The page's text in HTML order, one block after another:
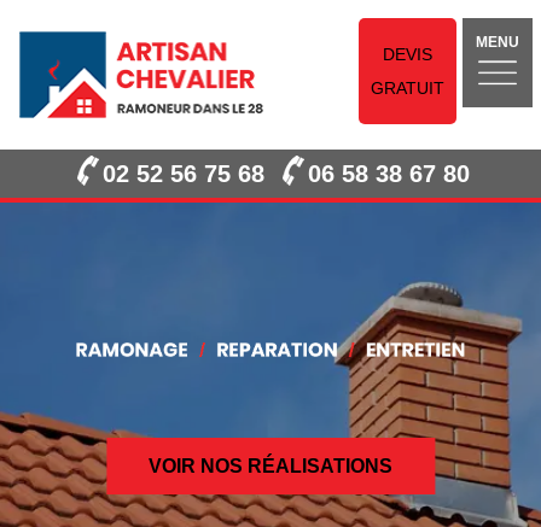
DEVIS
GRATUIT
MENU
02 52 56 75 68 06 58 38 67 80
VOIR NOS RÉALISATIONS